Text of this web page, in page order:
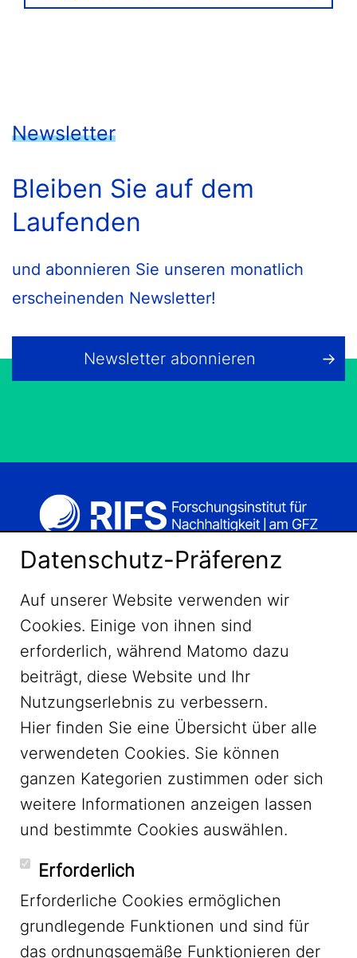
Newsletter
Bleiben Sie auf dem
Laufenden
und abonnieren Sie unseren monatlich
erscheinenden Newsletter!
Newsletter abonnieren
LinkedIn
YouTube
Mastodon
Datenschutz-Präferenz
Auf unserer Website verwenden wir
Cookies. Einige von ihnen sind
erforderlich, während Matomo dazu
beiträgt, diese Website und Ihr
Nutzungserlebnis zu verbessern.
Hier finden Sie eine Übersicht über alle
verwendeten Cookies. Sie können
ganzen Kategorien zustimmen oder sich
weitere Informationen anzeigen lassen
und bestimmte Cookies auswählen.
Erforderlich
Erforderliche Cookies ermöglichen
grundlegende Funktionen und sind für
das ordnungsgemäße Funktionieren der